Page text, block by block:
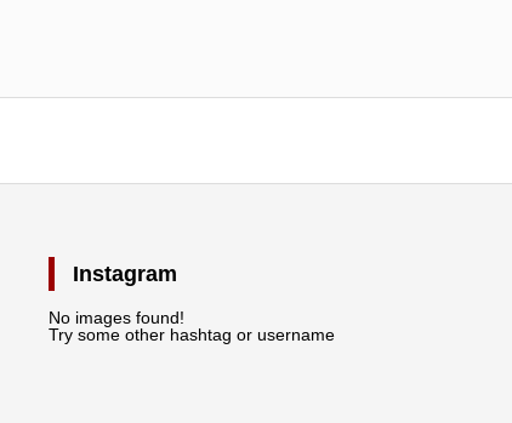
Instagram
No images found!
Try some other hashtag or username